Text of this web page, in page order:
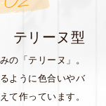
テリーヌ型
の「テリーヌ」。
ように色合いやバ
て作っています。